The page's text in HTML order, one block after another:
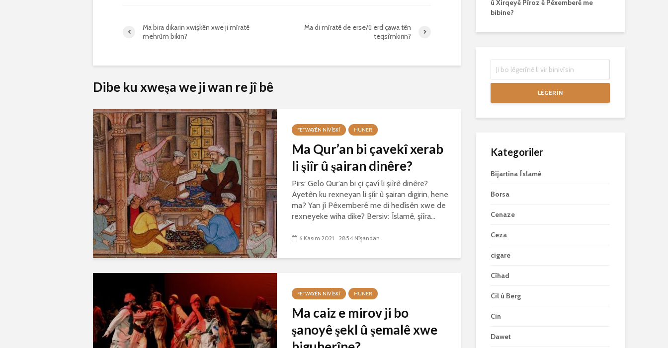
Ma bira dikarin xwişkên xwe ji mîratê
mehrûm bikin?
Ma di mîratê de erse/û erd çawa tên
teqsîmkirin?
Dibe ku xweşa we ji wan re jî bê
FETWAYÊN NIVÎSKÎ HUNER
Ma Qur’an bi çavekî xerab
li şiîr û şairan dinêre?
Pirs: Gelo Qur’an bi çi çavî li şiîrê dinêre?
Ayetên ku rexneyan li şiîr û şairan digirin, hene
ma? Yan jî Pêxemberê me di hedîsên xwe de
rexneyeke wiha dike? Bersiv: Îslamê, şiîra...
6 Kasım 2021 2854 Nîşandan
FETWAYÊN NIVÎSKÎ HUNER
Ma caiz e mirov ji bo
şanoyê şekl û şemalê xwe
û Xirqeyê Pîroz ê Pêxemberê me
bibine?
LÊGERÎN
Kategoriler
Bijartina Îslamê
Borsa
Cenaze
Ceza
cigare
Cîhad
Cil û Berg
Cin
Dawet